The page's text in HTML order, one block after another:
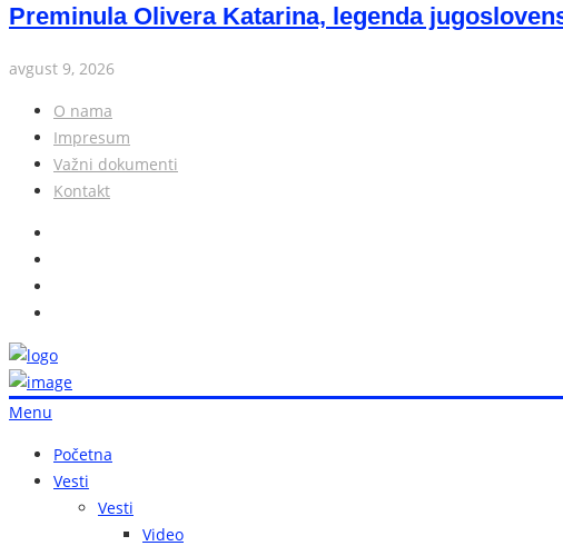
Preminula Olivera Katarina, legenda
avgust 9, 2026
O nama
Impresum
Važni dokumenti
Kontakt
Menu
Početna
Vesti
Vesti
Video